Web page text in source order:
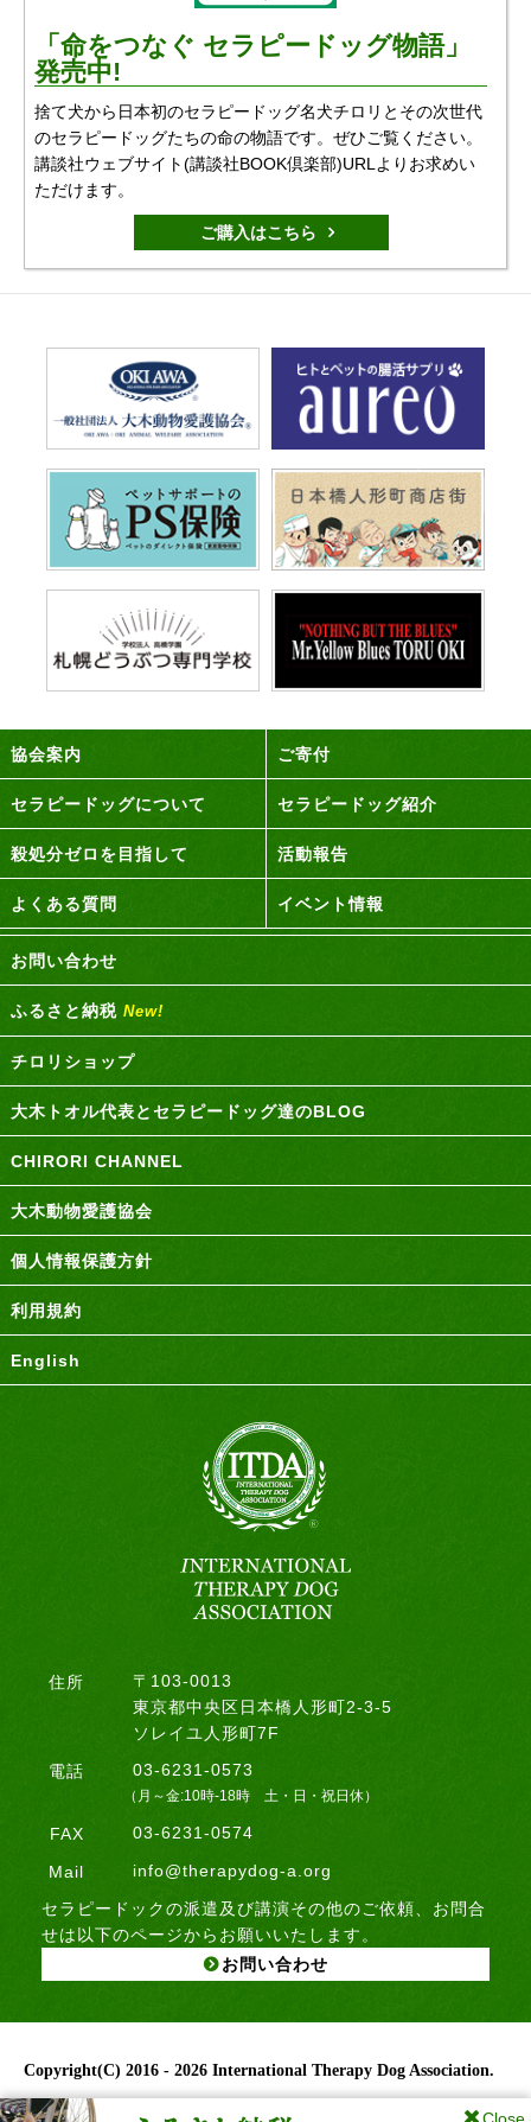
「命をつなぐ セラピードッグ物語」
発売中!
捨て犬から日本初のセラピードッグ名犬チロリとその次世代
のセラピードッグたちの命の物語です。ぜひご覧ください。
講談社ウェブサイト(講談社BOOK倶楽部)URLよりお求めい
ただけます。
ご購入はこちら
協会案内 ご寄付
セラピードッグについて セラピードッグ紹介
殺処分ゼロを目指して 活動報告
よくある質問 イベント情報
お問い合わせ
ふるさと納税 New!
チロリショップ
大木トオル代表とセラピードッグ達のBLOG
CHIRORI CHANNEL
大木動物愛護協会
個人情報保護方針
利用規約
English
住所
〒103-0013
東京都中央区日本橋人形町2-3-5
ソレイユ人形町7F
電話
03-6231-0573
（月～金:10時-18時 土・日・祝日休）
FAX 03-6231-0574
Mail
info@therapydog-a.org
セラピードックの派遣及び講演その他のご依頼、お問合
せは以下のページからお願いいたします。
お問い合わせ
Copyright(C) 2016 - 2026 International Therapy Dog Association.